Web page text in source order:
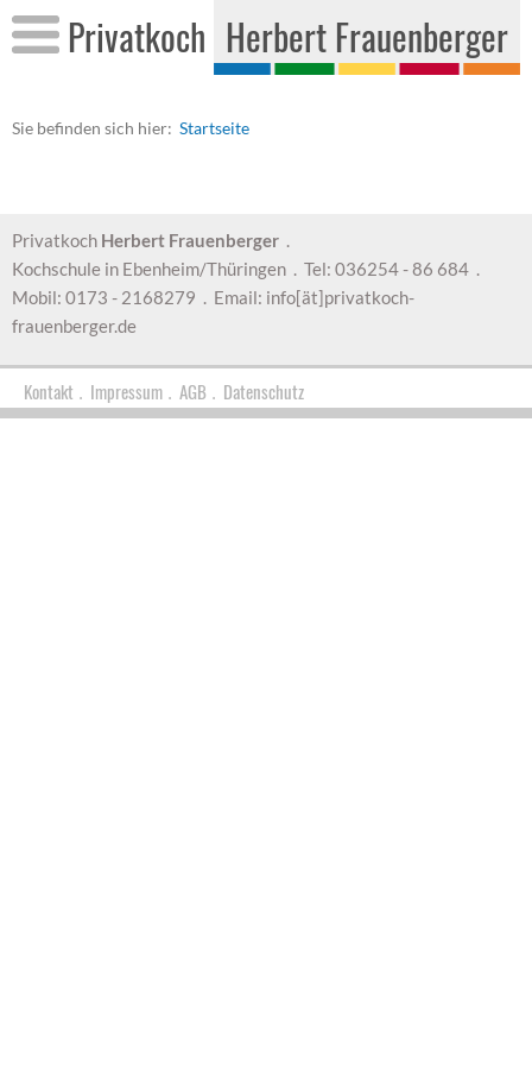
Pri­vat­koch Her­bert Frau­en­ber­ger
Sie be­fin­den sich hier: Start­sei­te
Privatkoch Herbert Frauenberger .
Kochschule in Ebenheim/Thüringen . Tel: 036254 - 86 684 .
Mobil: 0173 - 2168279 . Email: info[ät]privatkoch-
frauenberger.de
Kontakt . Impressum . AGB . Datenschutz